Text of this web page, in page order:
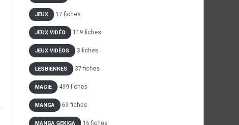
JEUX 17 fiches
JEUX VIDÉO 119 fiches
JEUX VIDÉOS 3 fiches
LESBIENNES 37 fiches
MAGIE 499 fiches
MANGA 69 fiches
MANGA GEKIGA 16 fiches